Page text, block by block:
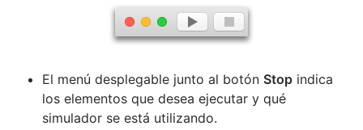
El menú desplegable junto al botón Stop indica
los elementos que desea ejecutar y qué
simulador se está utilizando.